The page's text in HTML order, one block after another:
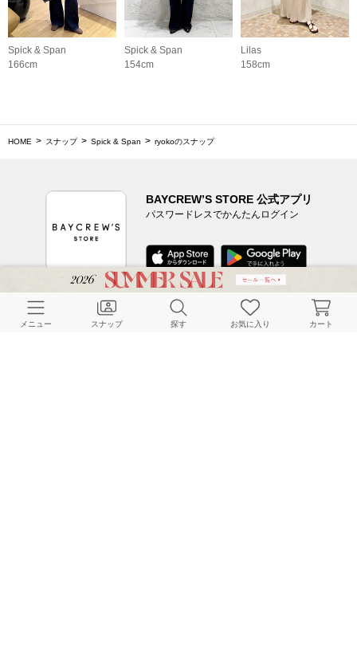
Spick & Span
166cm
Spick & Span
154cm
Lilas
158cm
HOME スナップ Spick & Span ryokoのスナップ
BAYCREW’S STORE 公式アプリ
パスワードレスでかんたんログイン
CUSTOMER SERVICE
メニュー スナップ 探す お気に入り カート